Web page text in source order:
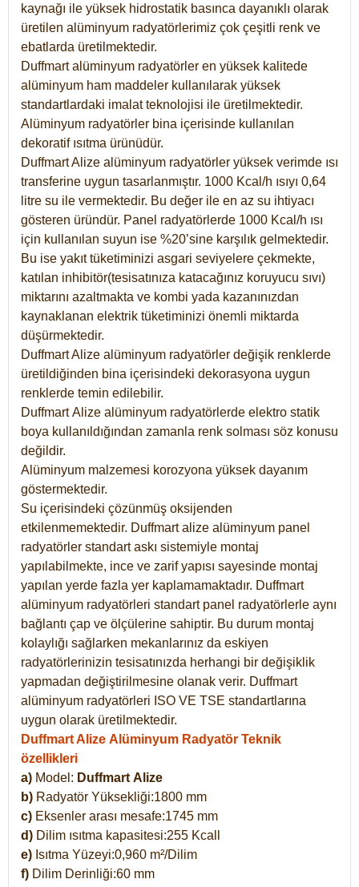
kaynağı ile yüksek hidrostatik basınca dayanıklı olarak
üretilen alüminyum radyatörlerimiz çok çeşitli renk ve
ebatlarda üretilmektedir.
Duffmart alüminyum radyatörler en yüksek kalitede
alüminyum ham maddeler kullanılarak yüksek
standartlardaki imalat teknolojisi ile üretilmektedir.
Alüminyum radyatörler bina içerisinde kullanılan
dekoratif ısıtma ürünüdür.
Duffmart Alize alüminyum radyatörler yüksek verimde ısı
transferine uygun tasarlanmıştır. 1000 Kcal/h ısıyı 0,64
litre su ile vermektedir. Bu değer ile en az su ihtiyacı
gösteren üründür. Panel radyatörlerde 1000 Kcal/h ısı
için kullanılan suyun ise %20’sine karşılık gelmektedir.
Bu ise yakıt tüketiminizi asgari seviyelere çekmekte,
katılan inhibitör(tesisatınıza katacağınız koruyucu sıvı)
miktarını azaltmakta ve kombi yada kazanınızdan
kaynaklanan elektrik tüketiminizi önemli miktarda
düşürmektedir.
Duffmart Alize alüminyum radyatörler değişik renklerde
üretildiğinden bina içerisindeki dekorasyona uygun
renklerde temin edilebilir.
DuffmartAlize alüminyum radyatörlerde elektro statik
boya kullanıldığından zamanla renk solması söz konusu
değildir.
Alüminyum malzemesi korozyona yüksek dayanım
göstermektedir.
Su içerisindeki çözünmüş oksijenden
etkilenmemektedir. Duffmart alize alüminyum panel
radyatörler standart askı sistemiyle montaj
yapılabilmekte, ince ve zarif yapısı sayesinde montaj
yapılan yerde fazla yer kaplamamaktadır. Duffmart
alüminyum radyatörleri standart panel radyatörlerle aynı
bağlantı çap ve ölçülerine sahiptir. Bu durum montaj
kolaylığı sağlarken mekanlarınız da eskiyen
radyatörlerinizin tesisatınızda herhangi bir değişiklik
yapmadan değiştirilmesine olanak verir. Duffmart
alüminyum radyatörleri ISO VE TSE standartlarına
uygun olarak üretilmektedir.
Duffmart Alize Alüminyum Radyatör Teknik
özellikleri
a) Model: Duffmart Alize
b) Radyatör Yüksekliği:1800 mm
c) Eksenler arası mesafe:1745 mm
d) Dilim ısıtma kapasitesi:255 Kcall
e) Isıtma Yüzeyi:0,960 m²/Dilim
f) Dilim Derinliği:60 mm